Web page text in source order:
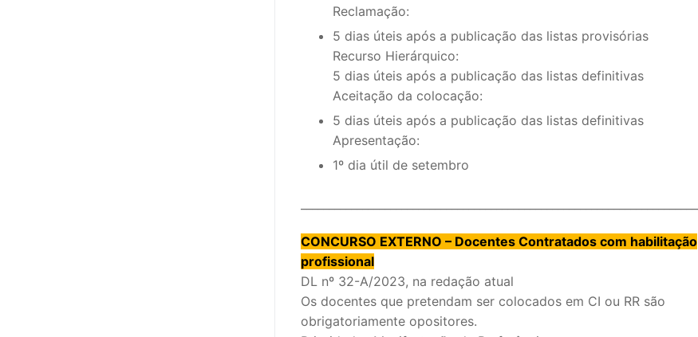
Reclamação:
5 dias úteis após a publicação das listas provisórias
Recurso Hierárquico:
5 dias úteis após a publicação das listas definitivas
Aceitação da colocação:
5 dias úteis após a publicação das listas definitivas
Apresentação:
1º dia útil de setembro
CONCURSO EXTERNO – Docentes Contratados com habilitação
profissional
DL nº 32-A/2023, na redação atual
Os docentes que pretendam ser colocados em CI ou RR são
obrigatoriamente opositores.